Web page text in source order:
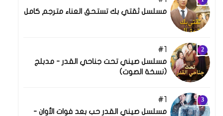
مسلسل ثقتي بك تستحق العناء مترجم كامل
1
مسلسل صيني تحت جناحي القدر - مدبلج
(نسخة الصوت)
1
مسلسل صيني القدر حب بعد فوات الأوان -